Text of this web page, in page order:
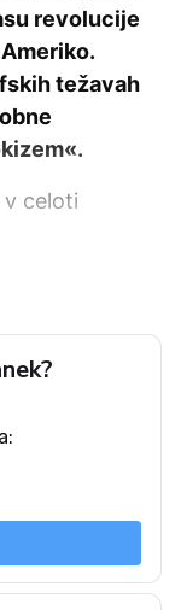
revolucije
težavah
v celoti